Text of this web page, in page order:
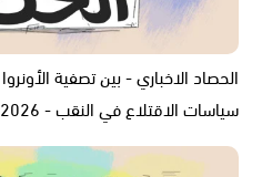
الحصاد الاخباري - بين تصفية
سياسات الاقتلاع في النقب - 03.08.2026